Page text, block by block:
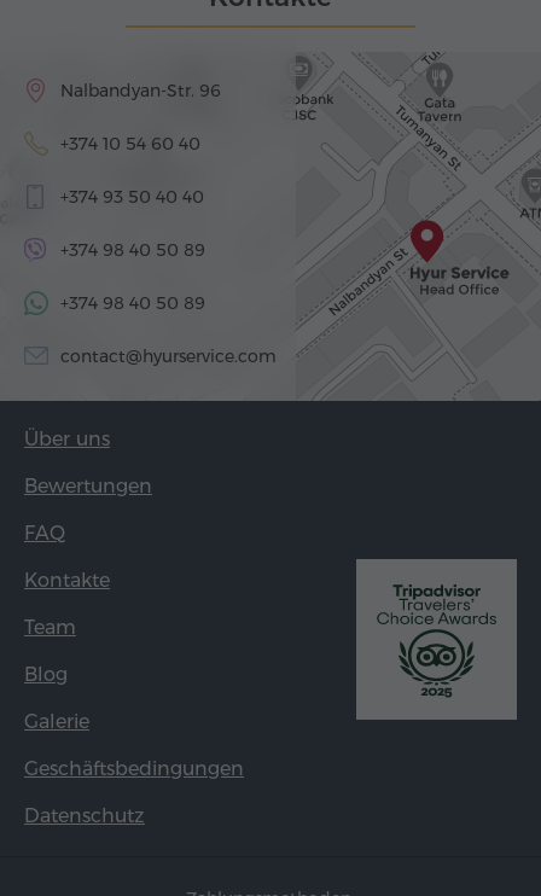
Nalbandyan-Str. 96
+374 10 54 60 40
+374 93 50 40 40
+374 98 40 50 89
+374 98 40 50 89
contact@hyurservice.com
Über uns
Bewertungen
FAQ
Kontakte
Team
Blog
Galerie
Geschäftsbedingungen
Datenschutz